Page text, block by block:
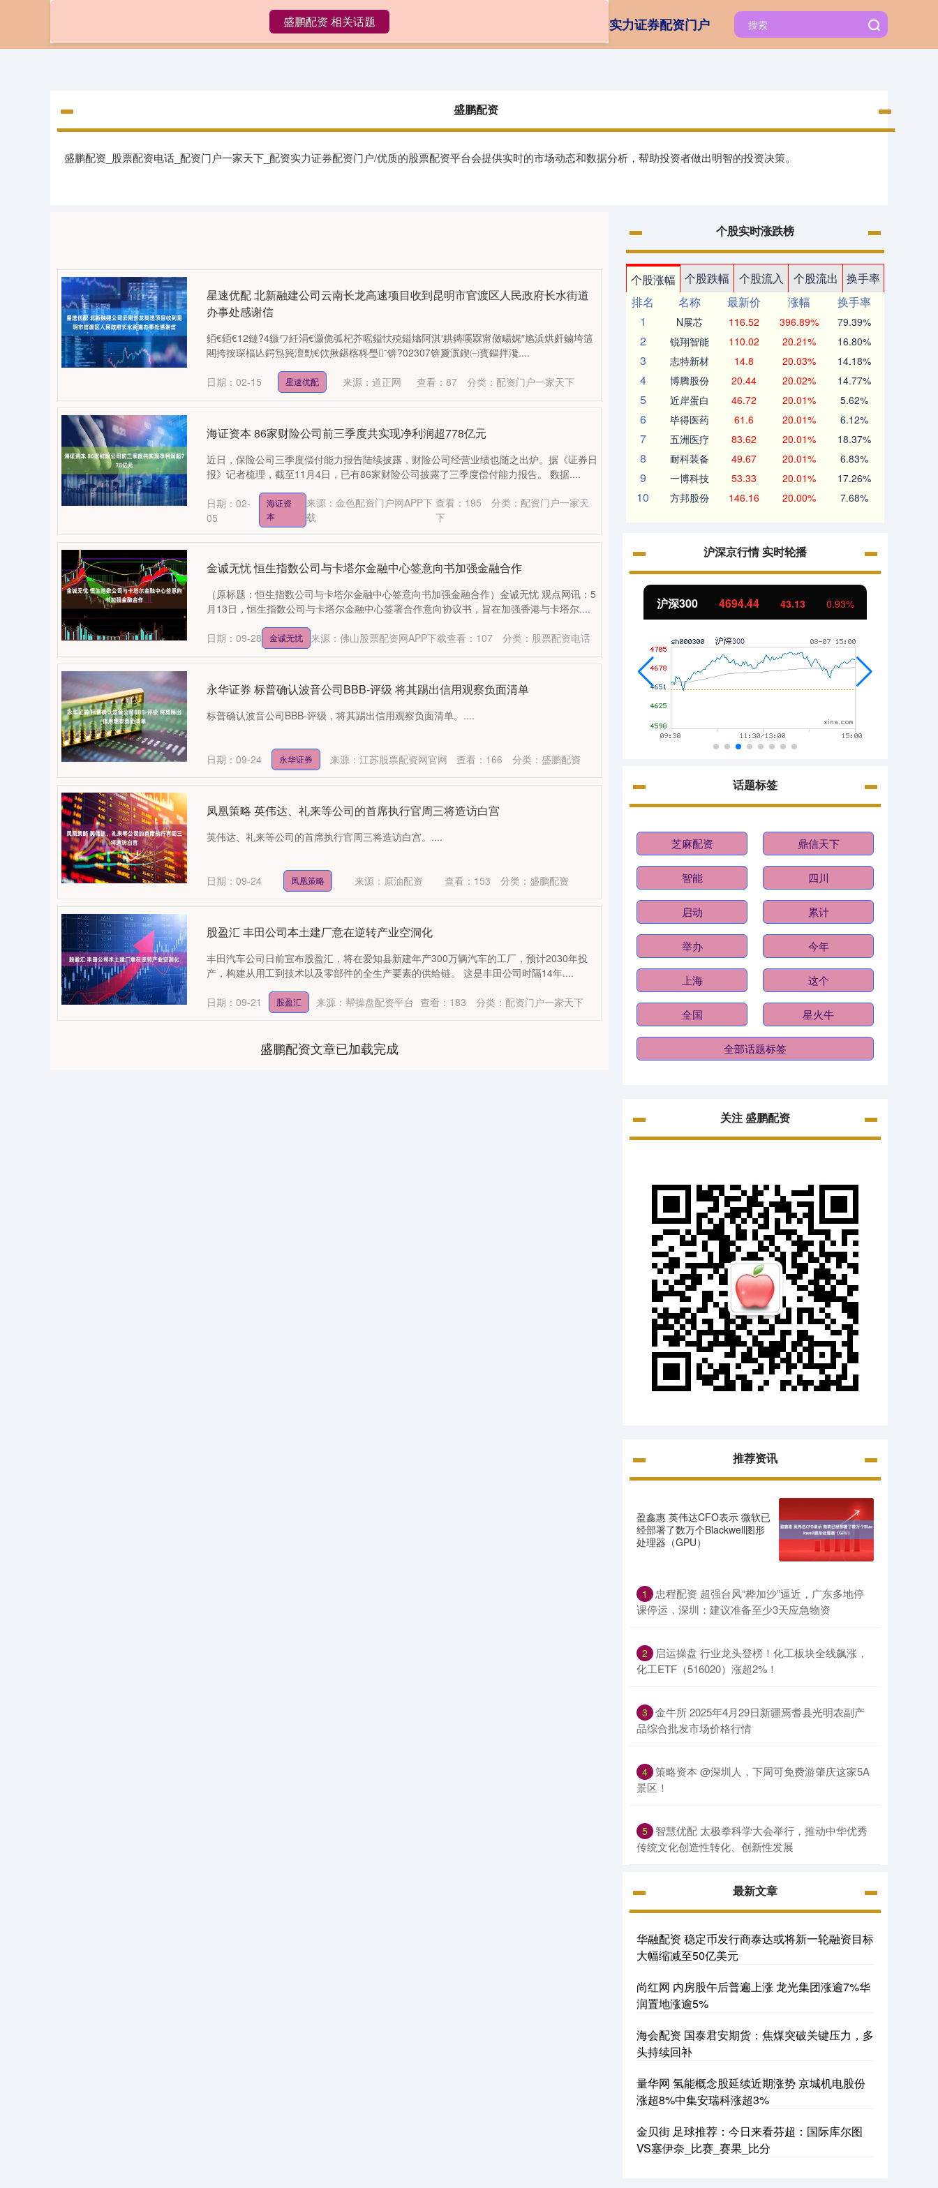
盛鹏配资 股票配资电话 配资实力证券配资门户
盛鹏配资
盛鹏配资_股票配资电话_配资门户一家天下_配资实力证券配资门户/优质的股票配资平台会提供实时的市场动态和数据分析，帮助投资者做出明智的投资决策。
盛鹏配资 相关话题
星速优配 北新融建公司云南长龙高速项目收到昆明市官渡区人民政府长水街道
办事处感谢信
銆€銆€12鏈?4鏃ワ紝涓€灏佹弧杞芥暚鎰忕殑鎰熻阿淇′粠鏄嗘槑甯傚畼娓″尯浜烘皯鏀垮簻
闀挎按琛楅亾鍔炰簨澶勯€佽揪鍖楁柊璺ˉ锛?02307锛夐泦鍥㈠寳鏂拌瀺....
日期：02-15 星速优配 来源：道正网 查看：87 分类：配资门户一家天下
海证资本 86家财险公司前三季度共实现净利润超778亿元
近日，保险公司三季度偿付能力报告陆续披露，财险公司经营业绩也随之出炉。据《证券日
报》记者梳理，截至11月4日，已有86家财险公司披露了三季度偿付能力报告。 数据....
日期：02-
05
海证资
本
来源：金色配资门户网APP下
载
查看： 195 分类：配资门户一家天
下
金诚无忧 恒生指数公司与卡塔尔金融中心签意向书加强金融合作
（原标题：恒生指数公司与卡塔尔金融中心签意向书加强金融合作）金诚无忧 观点网讯：5
月13日，恒生指数公司与卡塔尔金融中心签署合作意向协议书，旨在加强香港与卡塔尔....
日期：09-28 金诚无忧 来源：佛山股票配资网APP下载查看： 107 分类： 股票配资电话
永华证券 标普确认波音公司BBB-评级 将其踢出信用观察负面清单
标普确认波音公司BBB-评级，将其踢出信用观察负面清单。....
日期：09-24 永华证券 来源：江苏股票配资网官网 查看： 166 分类： 盛鹏配资
凤凰策略 英伟达、礼来等公司的首席执行官周三将造访白宫
英伟达、礼来等公司的首席执行官周三将造访白宫。....
日期：09-24 凤凰策略 来源：原油配资 查看： 153 分类： 盛鹏配资
股盈汇 丰田公司本土建厂意在逆转产业空洞化
丰田汽车公司日前宣布股盈汇，将在爱知县新建年产300万辆汽车的工厂，预计2030年投
产，构建从用工到技术以及零部件的全生产要素的供给链。 这是丰田公司时隔14年....
日期：09-21 股盈汇 来源：帮操盘配资平台 查看： 183 分类：配资门户一家天下
盛鹏配资文章已加载完成
个股实时涨跌榜
个股涨幅 个股跌幅 个股流入 个股流出
换手率
排名
名称 最新价 涨幅
换手率
1
N展芯 116.52 396.89% 79.39%
2 锐翔智能 110.02 20.21% 16.80%
3 志特新材 14.8 20.03% 14.18%
4 博腾股份 20.44 20.02% 14.77%
5 近岸蛋白 46.72 20.01% 5.62%
6 毕得医药 61.6 20.01% 6.12%
7 五洲医疗 83.62 20.01% 18.37%
8 耐科装备 49.67 20.01% 6.83%
9 一博科技 53.33 20.01% 17.26%
10 方邦股份 146.16 20.00% 7.68%
沪深京行情 实时轮播
1.02% 深证成指 14311.01 200.89 1.42% 沪深300 4694.44 43.13 0.93% 北证50 1134.24 11.37 1.01%
话题标签
芝麻配资 鼎信天下
智能 四川
启动 累计
举办 今年
上海 这个
全国 星火牛
全部话题标签
关注 盛鹏配资
推荐资讯
盈鑫惠 英伟达CFO表示 微软已
经部署了数万个Blackwell图形
处理器（GPU）
1
忠程配资 超强台风“桦加沙”逼近，广东多地停
课停运，深圳：建议准备至少3天应急物资
2
启运操盘 行业龙头登榜！化工板块全线飙涨，
化工ETF（516020）涨超2%！
3 金牛所 2025年4月29日新疆焉耆县光明农副产
品综合批发市场价格行情
4 策略资本 @深圳人，下周可免费游肇庆这家5A
景区！
5 智慧优配 太极拳科学大会举行，推动中华优秀
传统文化创造性转化、创新性发展
最新文章
华融配资 稳定币发行商泰达或将新一轮融资目标
大幅缩减至50亿美元
尚红网 内房股午后普遍上涨 龙光集团涨逾7%华
润置地涨逾5%
海会配资 国泰君安期货：焦煤突破关键压力，多
头持续回补
量华网 氢能概念股延续近期涨势 京城机电股份
涨超8%中集安瑞科涨超3%
金贝街 足球推荐：今日来看芬超：国际库尔图
VS塞伊奈_比赛_赛果_比分